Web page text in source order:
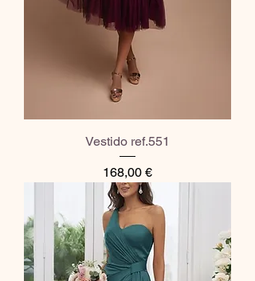
Vestido ref.551
Preço
168,00 €